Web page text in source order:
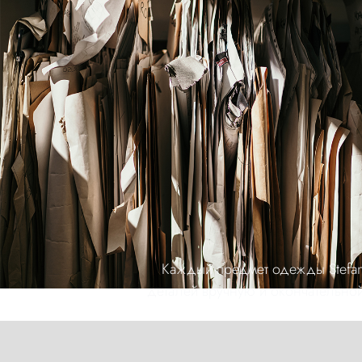
Каждый предмет одежды
деталей вручную и